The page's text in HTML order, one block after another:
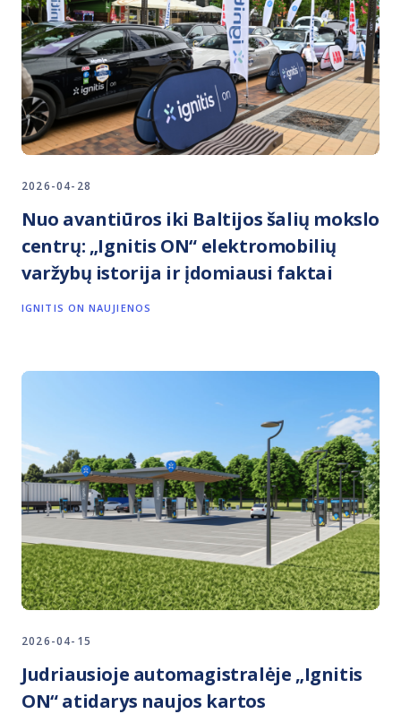
2026-04-28
Nuo avantiūros iki Baltijos šalių mokslo
centrų: „Ignitis ON“ elektromobilių
varžybų istorija ir įdomiausi faktai
IGNITIS ON NAUJIENOS
2026-04-15
Judriausioje automagistralėje „Ignitis
ON“ atidarys naujos kartos